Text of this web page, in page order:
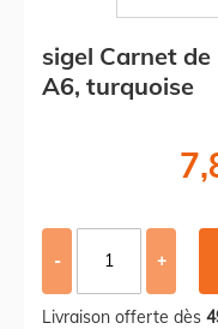
sigel Carnet
A6, turquoise
- +
Livraison offerte dès